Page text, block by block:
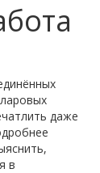
даже
в